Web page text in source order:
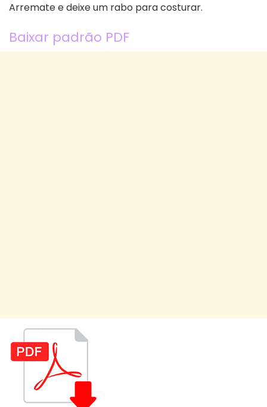
Arremate e deixe um rabo para costurar.
Baixar padrão PDF